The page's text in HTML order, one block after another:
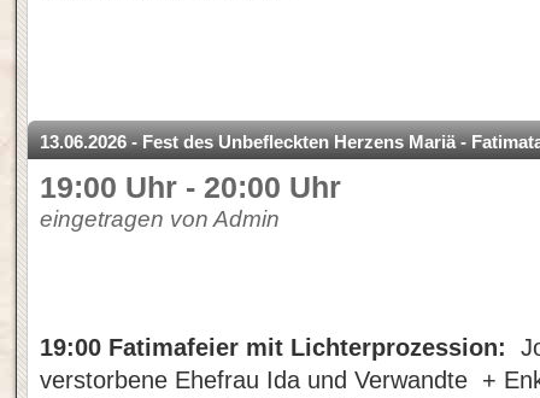
13.06.2026 - Fest des Unbefleckten Herzens Mariä -
19:00 Uhr - 20:00 Uhr
eingetragen von Admin
19:00 Fatimafeier mit Lichterprozession:
verstorbene Ehefrau Ida und Verwandte +